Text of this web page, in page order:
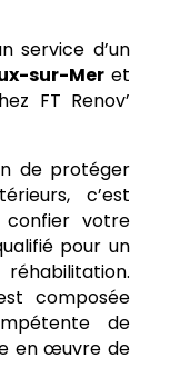
service d’un
sur-Mer et
FT Renov’
de protéger
c’est
confier votre
pour un
composée
de
en œuvre de